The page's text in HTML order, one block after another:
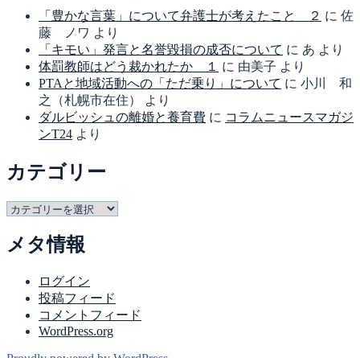
「豊かな言葉」について弁護士が考えたこと ２ に 佐
藤 ノワ より
「キモい」発言と名誉毀損の成否について に あ より
体罰教師はどう裁かれたか １
に 由美子 より
PTAと地域活動への「ただ乗り」について に 小川 和
之（札幌市在住）
より
ダルビッシュの離婚と養育費 に コラムニュースマガジ
ンT24 より
カテゴリー
カ
ゴ
メタ情報
ログイン
投稿フィード
コメントフィード
WordPress.org